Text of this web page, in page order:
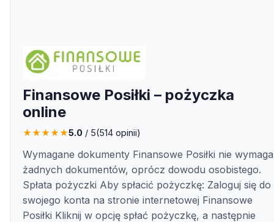
Finansowe Posiłki – pożyczka
online
★★★★★5.0 / 5(514 opinii)
Wymagane dokumenty Finansowe Posiłki nie wymaga
żadnych dokumentów, oprócz dowodu osobistego.
Spłata pożyczki Aby spłacić pożyczkę: Zaloguj się do
swojego konta na stronie internetowej Finansowe
Posiłki Kliknij w opcję spłać pożyczkę, a następnie